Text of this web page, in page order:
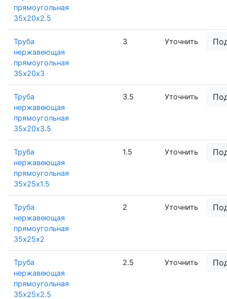
прямоугольная
35х20х2.5
Труба
нержавеющая
прямоугольная
35х20х3
3 Уточнить
Труба
нержавеющая
прямоугольная
35х20х3.5
3.5 Уточнить
Труба
нержавеющая
прямоугольная
35х25х1.5
1.5 Уточнить
Труба
нержавеющая
прямоугольная
35х25х2
2 Уточнить
Труба
нержавеющая
прямоугольная
35х25х2.5
2.5 Уточнить